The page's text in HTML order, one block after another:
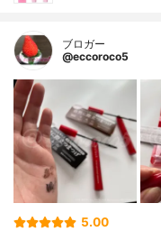
ブロガー
@eccoroco5
5.00